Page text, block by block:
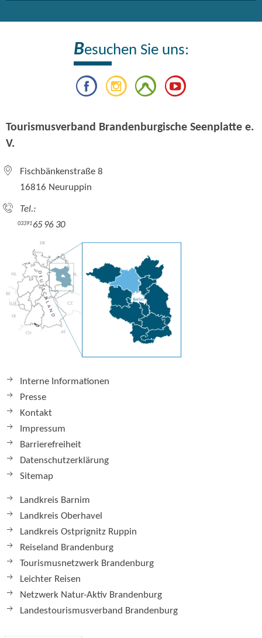
Besuchen Sie uns:
Tourismusverband Brandenburgische Seenplatte e.
V.
Fischbänkenstraße 8
16816 Neuruppin
Tel.:
0339165 96 30
Interne Informationen
Presse
Kontakt
Impressum
Barrierefreiheit
Datenschutzerklärung
Sitemap
Landkreis Barnim
Landkreis Oberhavel
Landkreis Ostprignitz Ruppin
Reiseland Brandenburg
Tourismusnetzwerk Brandenburg
Leichter Reisen
Netzwerk Natur-Aktiv Brandenburg
Landestourismusverband Brandenburg